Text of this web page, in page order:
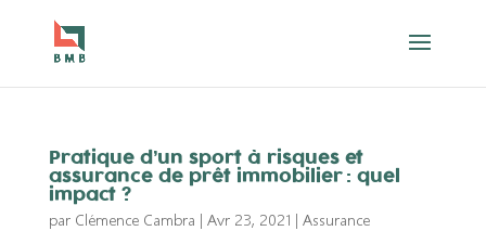
Pratique d’un sport à risques et
assurance de prêt immobilier : quel
impact ?
par Clémence Cambra | Avr 23, 2021 | Assurance